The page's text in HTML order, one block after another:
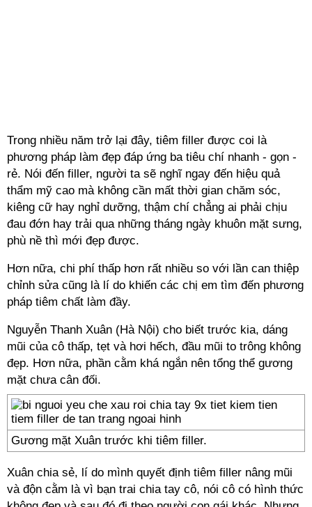
Trong nhiều năm trở lại đây, tiêm filler được coi là
phương pháp làm đẹp đáp ứng ba tiêu chí nhanh - gọn -
rẻ. Nói đến filler, người ta sẽ nghĩ ngay đến hiệu quả
thẩm mỹ cao mà không cần mất thời gian chăm sóc,
kiêng cữ hay nghỉ dưỡng, thậm chí chẳng ai phải chịu
đau đớn hay trải qua những tháng ngày khuôn mặt sưng,
phù nề thì mới đẹp được.
Hơn nữa, chi phí thấp hơn rất nhiều so với lần can thiệp
chỉnh sửa cũng là lí do khiến các chị em tìm đến phương
pháp tiêm chất làm đầy.
Nguyễn Thanh Xuân (Hà Nội) cho biết trước kia, dáng
mũi của cô thấp, tẹt và hơi hếch, đầu mũi to trông không
đẹp. Hơn nữa, phần cằm khá ngắn nên tổng thể gương
mặt chưa cân đối.
Gương mặt Xuân trước khi tiêm filler.
Xuân chia sẻ, lí do mình quyết định tiêm filler nâng mũi
và độn cằm là vì bạn trai chia tay cô, nói cô có hình thức